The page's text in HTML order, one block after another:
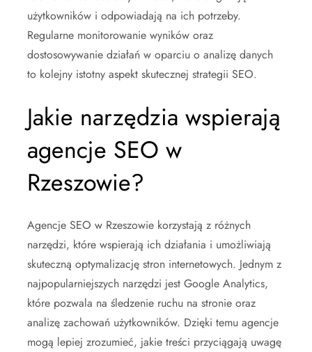
użytkowników i odpowiadają na ich potrzeby.
Regularne monitorowanie wyników oraz
dostosowywanie działań w oparciu o analizę danych
to kolejny istotny aspekt skutecznej strategii SEO.
Jakie narzędzia wspierają
agencje SEO w
Rzeszowie?
Agencje SEO w Rzeszowie korzystają z różnych
narzędzi, które wspierają ich działania i umożliwiają
skuteczną optymalizację stron internetowych. Jednym z
najpopularniejszych narzędzi jest Google Analytics,
które pozwala na śledzenie ruchu na stronie oraz
analizę zachowań użytkowników. Dzięki temu agencje
mogą lepiej zrozumieć, jakie treści przyciągają uwagę